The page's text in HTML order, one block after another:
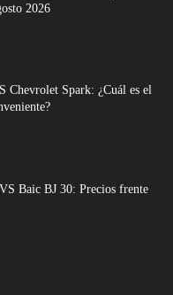
2026
Chevrolet Spark: ¿Cuál es el
Baic BJ 30: Precios frente